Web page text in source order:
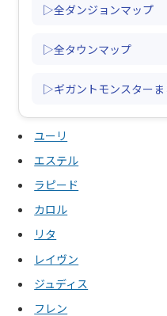
▷全ダンジョンマップ
▷全タウンマップ
▷ギガントモンスターま
ユーリ
エステル
ラピード
カロル
リタ
レイヴン
ジュディス
フレン